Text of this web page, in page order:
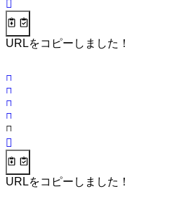
URLをコピーしました！
URLをコピーしました！